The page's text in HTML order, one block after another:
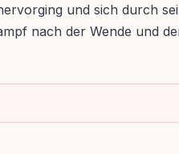
und sich durch
nach der Wende und